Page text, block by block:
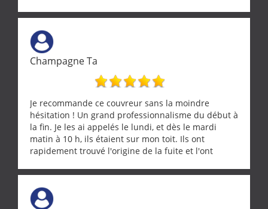
tourterelle et s’est ensuite patiemment occupé de
l’oiseau jusqu’à ce qu’il reprenne ses esprits et
puisse s’envoler. Après quoi il a procédé au
ramonage de notre insert avec dextérité et une
grande propreté, nous gratifiant également de
nombreux conseils concernant d’autres sujets. Un
entrepreneur comme on souhaite en rencontrer.
Encore un grand merci à lui.
Champagne Ta
Je recommande ce couvreur sans la moindre
hésitation ! Un grand professionnalisme du début à
la fin. Je les ai appelés le lundi, et dès le mardi
matin à 10 h, ils étaient sur mon toit. Ils ont
rapidement trouvé l'origine de la fuite et l'ont
Une équipe sérieuse, réactive et compétente. C'est
vraiment rassurant de pouvoir compter sur des
artisans aussi professionnels. Merci encore !